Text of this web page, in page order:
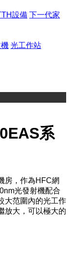
設備 下一代家
光工作站
系
房，作為HFC網
光發射機配合
大范圍內的光工作
放大，可以極大的